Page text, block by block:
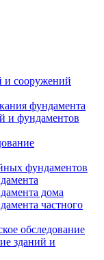
и сооружений
фундамента
и фундаментов
фундаментов
дома
частного
обследование
зданий и